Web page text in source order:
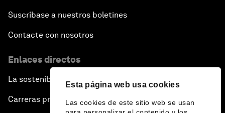
Esta página web usa cookies
Las cookies de este sitio web se usan
Suscríbase a nuestros boletines
Contacte con nosotros
Enlaces directos
La sostenibilidad en el Foro
Carreras profesionales